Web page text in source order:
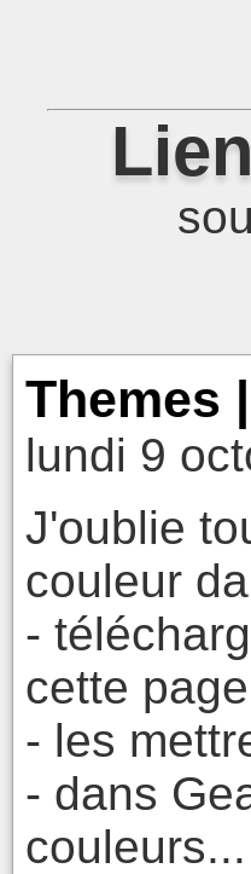
Themes
lundi 9
J'oublie
couleur
-
cette
- les
- dans
couleurs...